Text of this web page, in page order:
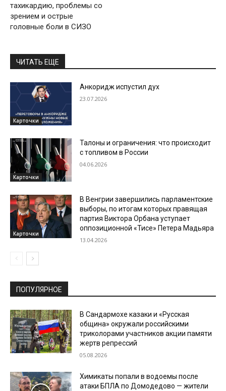
тахикардию, проблемы со
зрением и острые
головные боли в СИЗО
ЧИТАТЬ ЕЩЕ
Карточки
Анкоридж испустил дух
23.07.2026
Карточки
Талоны и ограничения: что происходит
с топливом в России
04.06.2026
Карточки
В Венгрии завершились парламентские
выборы, по итогам которых правящая
партия Виктора Орбана уступает
оппозиционной «Тисе» Петера Мадьяра
13.04.2026
ПОПУЛЯРНОЕ
В Сандармохе казаки и «Русская
община» окружали российскими
триколорами участников акции памяти
жертв репрессий
05.08.2026
Химикаты попали в водоемы после
атаки БПЛА по Домодедово — жители